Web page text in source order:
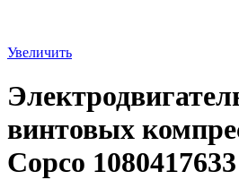
Увеличить
винтовых
Copco 1080417633